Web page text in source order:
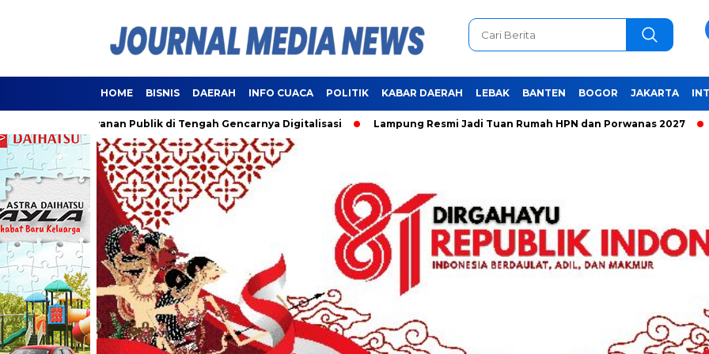
HOME BISNIS DAERAH INFO CUACA POLITIK KABAR DAERAH LEBAK BANTEN BOGOR JAKARTA
Pelayanan Publik di Tengah Gencarnya Digitalisasi Lampung Resmi Jadi Tuan Rumah HPN dan Porwanas 2027 Unifying